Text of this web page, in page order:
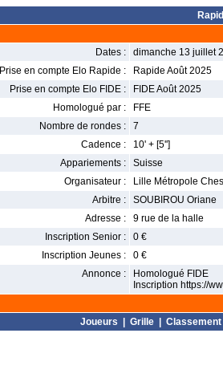
Dates :
dimanche 13 juillet
Prise en compte Elo Rapide :
Rapide Août 2025
Prise en compte Elo FIDE :
FIDE Août 2025
Homologué par :
FFE
Nombre de rondes :
7
Cadence :
10' + [5'']
Appariements :
Suisse
Organisateur :
Lille Métropole
Arbitre :
SOUBIROU Oriane
Adresse :
9 rue de la halle
Inscription Senior :
0 €
Inscription Jeunes :
0 €
Annonce :
Homologué FIDE
Inscription https://
Joueurs Grille Classement